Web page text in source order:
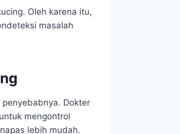
Oleh karena itu,
masalah
Dokter
mengontrol
lebih mudah.